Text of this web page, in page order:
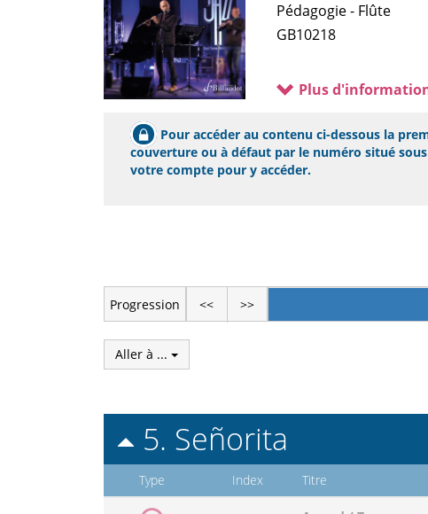
Pédagogie - Flûte
GB10218
Plus
Pour accéder au contenu ci-dessous la
couverture ou à défaut par le numéro situé
votre compte pour y accéder.
Progression << >>
Aller à ...
5. Señorita
Type Index Titre